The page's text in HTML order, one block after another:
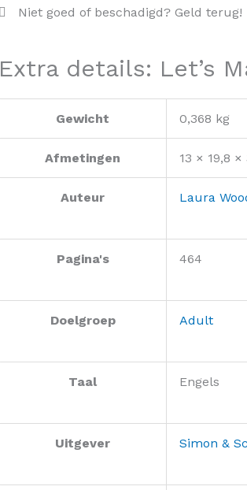
Niet goed of beschadigd? Geld terug!
Extra details: Let’s
Gewicht 0,368 kg
Afmetingen 13 × 19,8
Auteur Laura
Pagina's 464
Doelgroep Adult
Taal Engels
Uitgever Simon &